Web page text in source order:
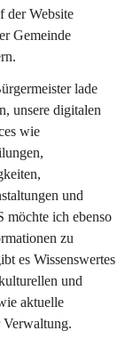
der Website
Gemeinde
lade
unsere digitalen
wie
und
ich ebenso
zu
es Wissenswertes
und
aktuelle
Verwaltung.